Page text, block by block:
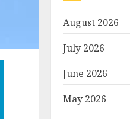
August 2026
July 2026
June 2026
May 2026